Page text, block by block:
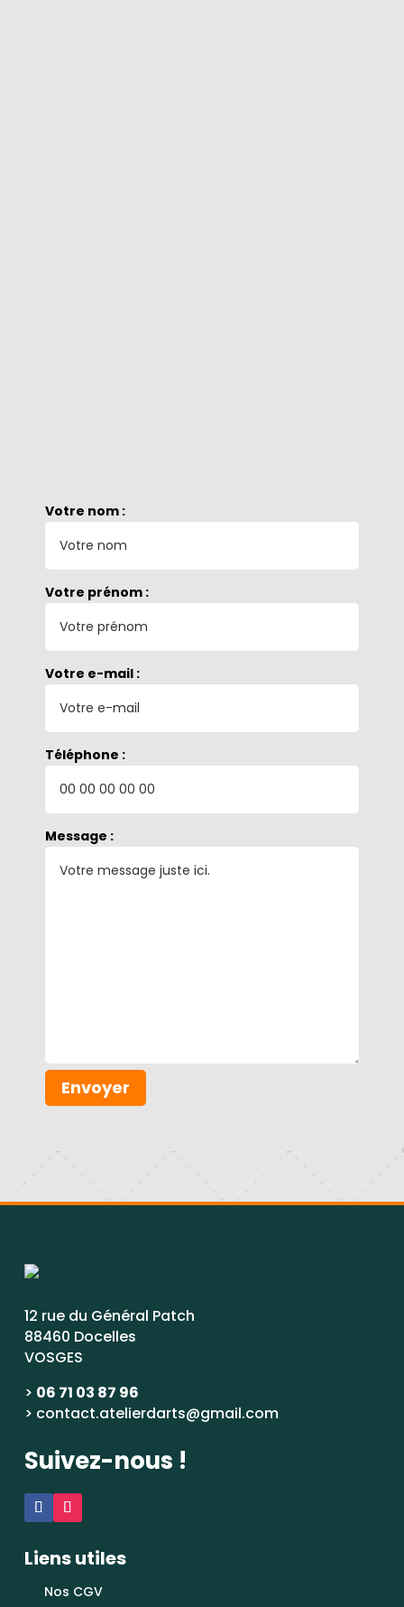
Votre nom :
Votre prénom :
Votre e-mail :
Téléphone :
Message :
Envoyer
12 rue du Général Patch
88460 Docelles
VOSGES
> 06 71 03 87 96
> contact.atelierdarts@gmail.com
Suivez-nous !
Liens utiles
Nos CGV